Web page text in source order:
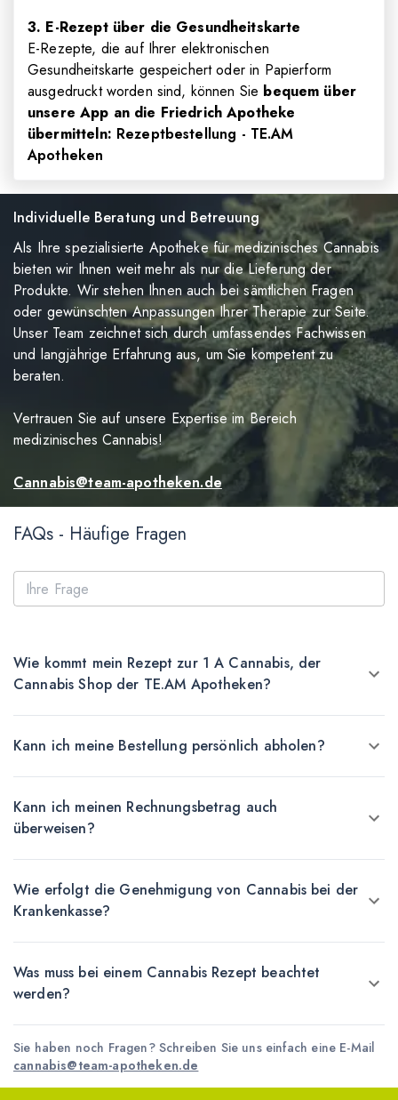
3. E-Rezept über die Gesundheitskarte
E-Rezepte, die auf Ihrer elektronischen
Gesundheitskarte gespeichert oder in Papierform
ausgedruckt worden sind, können Sie bequem über
unsere App an die Friedrich Apotheke
übermitteln: Rezeptbestellung - TE.AM
Apotheken
Individuelle Beratung und Betreuung
Als Ihre spezialisierte Apotheke für medizinisches Cannabis
bieten wir Ihnen weit mehr als nur die Lieferung der
Produkte. Wir stehen Ihnen auch bei sämtlichen Fragen
oder gewünschten Anpassungen Ihrer Therapie zur Seite.
Unser Team zeichnet sich durch umfassendes Fachwissen
und langjährige Erfahrung aus, um Sie kompetent zu
beraten.
Vertrauen Sie auf unsere Expertise im Bereich
medizinisches Cannabis!
Cannabis@team-apotheken.de
FAQs - Häufige Fragen
Wie kommt mein Rezept zur 1 A Cannabis, der
Cannabis Shop der TE.AM Apotheken?
Kann ich meine Bestellung persönlich abholen?
Kann ich meinen Rechnungsbetrag auch
überweisen?
Wie erfolgt die Genehmigung von Cannabis bei der
Krankenkasse?
Was muss bei einem Cannabis Rezept beachtet
werden?
Sie haben noch Fragen? Schreiben Sie uns einfach eine E-Mail
cannabis@team-apotheken.de